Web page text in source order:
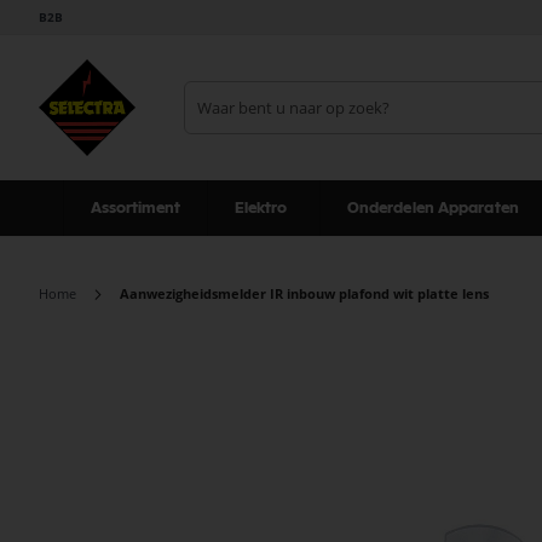
B2B
Assortiment Elektro Onderdelen Apparaten
Home Aanwezigheidsmelder IR inbouw plafond wit platte lens